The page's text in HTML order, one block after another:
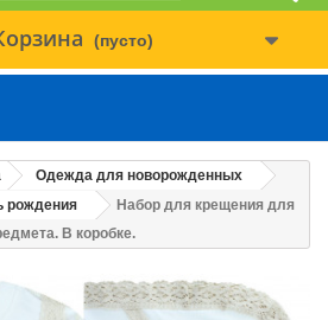
(пусто)
Одежда для новорожденных
рождения
Набор для крещения для
В коробке.